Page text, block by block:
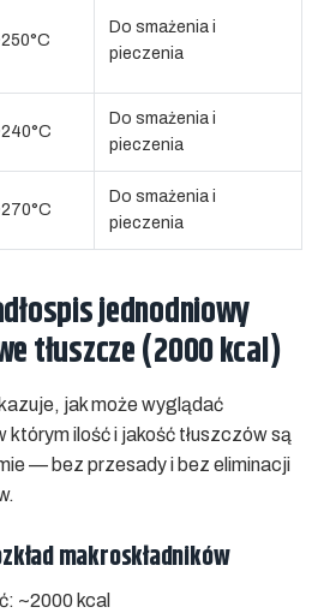
Do smażenia i
pieczenia
Do smażenia i
pieczenia
Do smażenia i
pieczenia
jednodniowy
tłuszcze (2000 kcal)
jak może wyglądać
którym ilość i jakość tłuszczów są
— bez przesady i bez eliminacji
makroskładników
~2000 kcal